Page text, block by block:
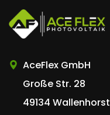
AceFlex GmbH
Große Str. 28
49134 Wallenhorst